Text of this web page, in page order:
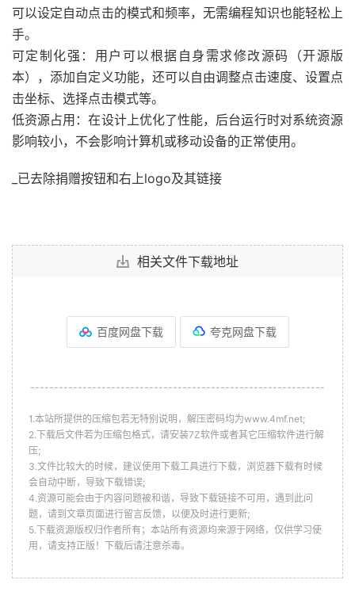
可以设定自动点击的模式和频率，无需编程知识也能轻松上
手。
可定制化强：用户可以根据自身需求修改源码（开源版
本），添加自定义功能，还可以自由调整点击速度、设置点
击坐标、选择点击模式等。
低资源占用：在设计上优化了性能，后台运行时对系统资源
影响较小，不会影响计算机或移动设备的正常使用。
_已去除捐赠按钮和右上logo及其链接
相关文件下载地址
百度网盘下载 夸克网盘下载
--------------------------------------------------------------
1.本站所提供的压缩包若无特别说明，解压密码均为www.4mf.net;
2.下载后文件若为压缩包格式，请安装7Z软件或者其它压缩软件进行解
压;
3.文件比较大的时候，建议使用下载工具进行下载，浏览器下载有时候
会自动中断，导致下载错误;
4.资源可能会由于内容问题被和谐，导致下载链接不可用，遇到此问
题，请到文章页面进行留言反馈，以便及时进行更新;
5.下载资源版权归作者所有；本站所有资源均来源于网络，仅供学习使
用，请支持正版！下载后请注意杀毒。